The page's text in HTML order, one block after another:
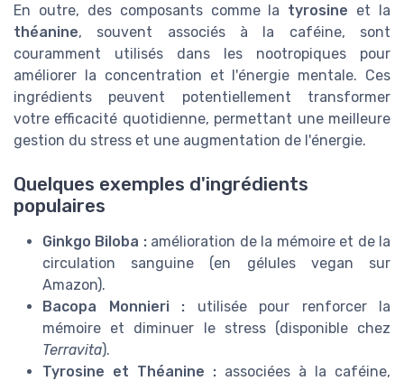
En outre, des composants comme la tyrosine et la
théanine, souvent associés à la caféine, sont
couramment utilisés dans les nootropiques pour
améliorer la concentration et l'énergie mentale. Ces
ingrédients peuvent potentiellement transformer
votre efficacité quotidienne, permettant une meilleure
gestion du stress et une augmentation de l'énergie.
Quelques exemples d'ingrédients
populaires
Ginkgo Biloba :amélioration de la mémoire et de la
circulation sanguine (en gélules vegan sur
Amazon).
Bacopa Monnieri : utilisée pour renforcer la
mémoire et diminuer le stress (disponible chez
Terravita).
Tyrosine et Théanine : associées à la caféine,